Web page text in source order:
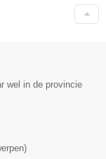
wel in de provincie
)